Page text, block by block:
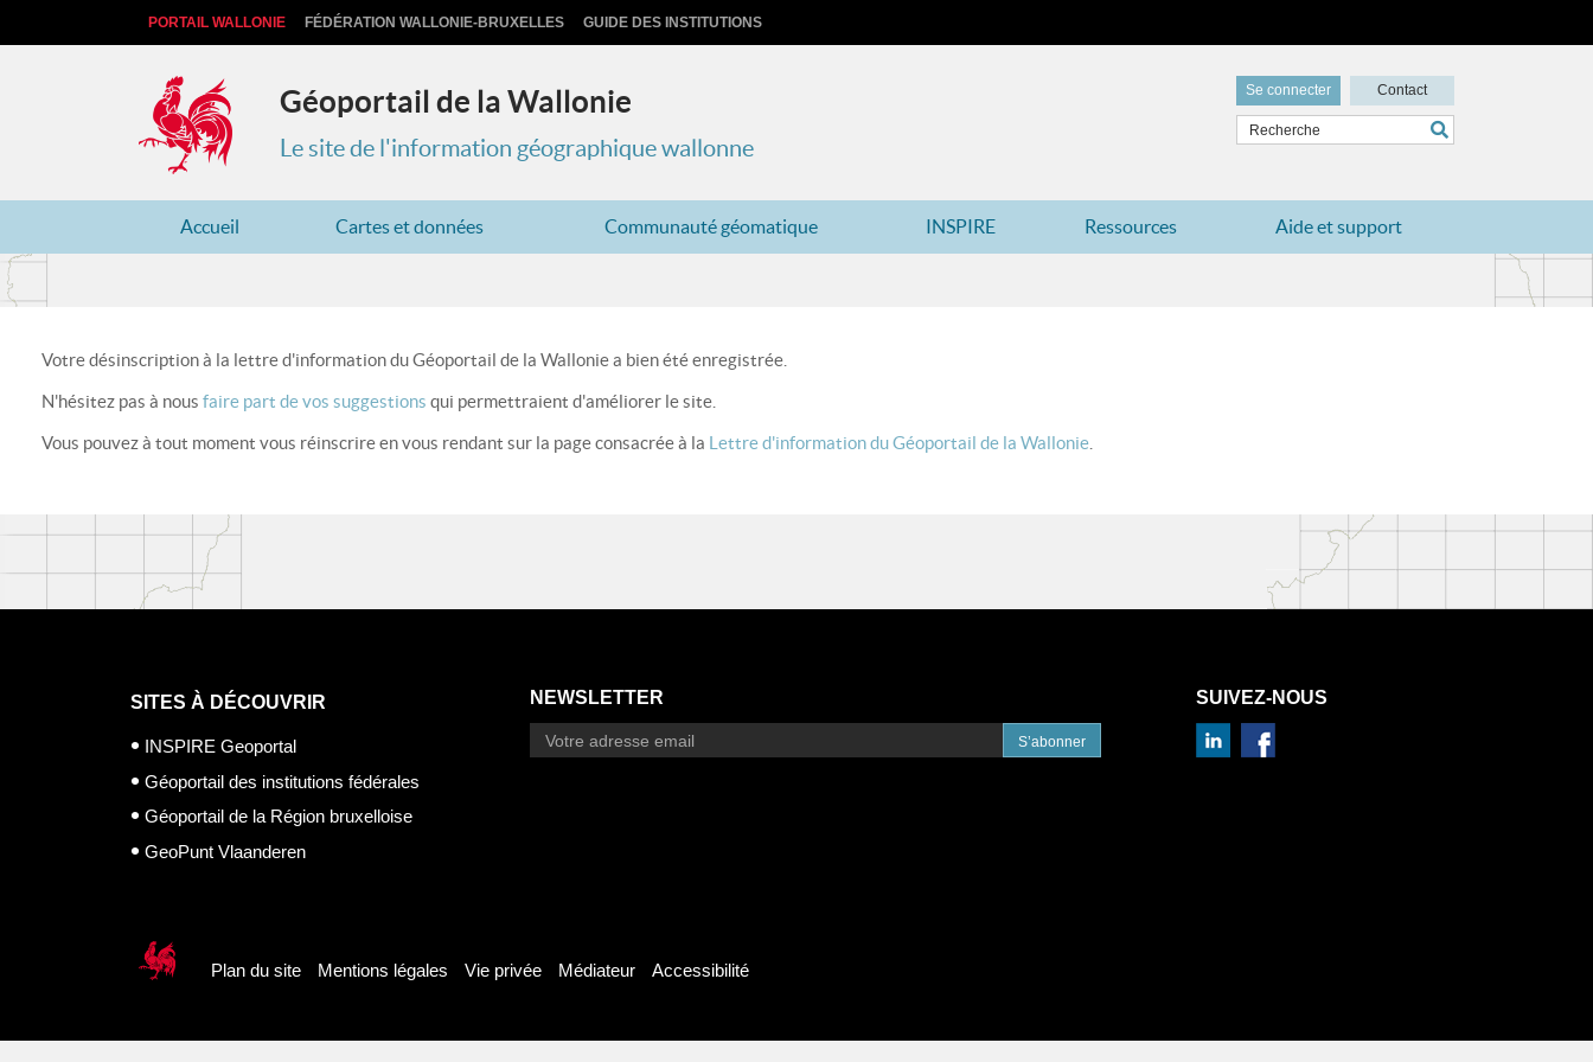
PORTAIL WALLONIE FÉDÉRATION WALLONIE-BRUXELLES GUIDE DES INSTITUTIONS
Géoportail de la Wallonie
Le site de l'information géographique wallonne
Se connecter Contact
Accueil Cartes et données Communauté géomatique INSPIRE Ressources Aide et support
Votre désinscription à la lettre d'information du Géoportail de la Wallonie a bien été enregistrée.
N'hésitez pas à nous faire part de vos suggestions qui permettraient d'améliorer le site.
Vous pouvez à tout moment vous réinscrire en vous rendant sur la page consacrée à la Lettre d'information du Géoportail de la Wallonie
SITES À DÉCOUVRIR
INSPIRE Geoportal
Géoportail des institutions fédérales
Géoportail de la Région bruxelloise
GeoPunt Vlaanderen
NEWSLETTER
S’abonner
SUIVEZ-NOUS
Plan du site Mentions légales Vie privée Médiateur Accessibilité